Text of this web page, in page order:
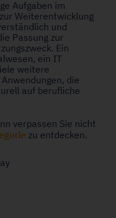
Aufgaben im
Weiterentwicklung
und
Passung zur
Ein
ein IT
weitere
die
auf berufliche
verpassen Sie nicht
zu entdecken.